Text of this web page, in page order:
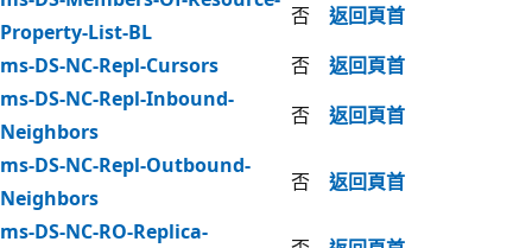
Property-List-BL
否
返回頁首
ms-DS-NC-Repl-Cursors
否
返回頁首
ms-DS-NC-Repl-Inbound-
Neighbors
否
返回頁首
ms-DS-NC-Repl-Outbound-
Neighbors
否
返回頁首
ms-DS-NC-RO-Replica-